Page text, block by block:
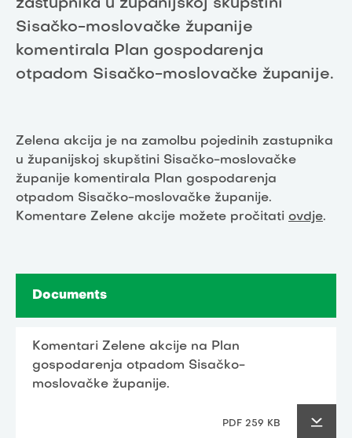
zastupnika u županijskoj skupštini
Sisačko-moslovačke županije
komentirala Plan gospodarenja
otpadom Sisačko-moslovačke županije.
Zelena akcija je na zamolbu pojedinih zastupnika
u županijskoj skupštini Sisačko-moslovačke
županije komentirala Plan gospodarenja
otpadom Sisačko-moslovačke županije.
Komentare Zelene akcije možete pročitati ovdje.
Documents
Komentari Zelene akcije na Plan
gospodarenja otpadom Sisačko-
moslovačke županije.
PDF 259 KB